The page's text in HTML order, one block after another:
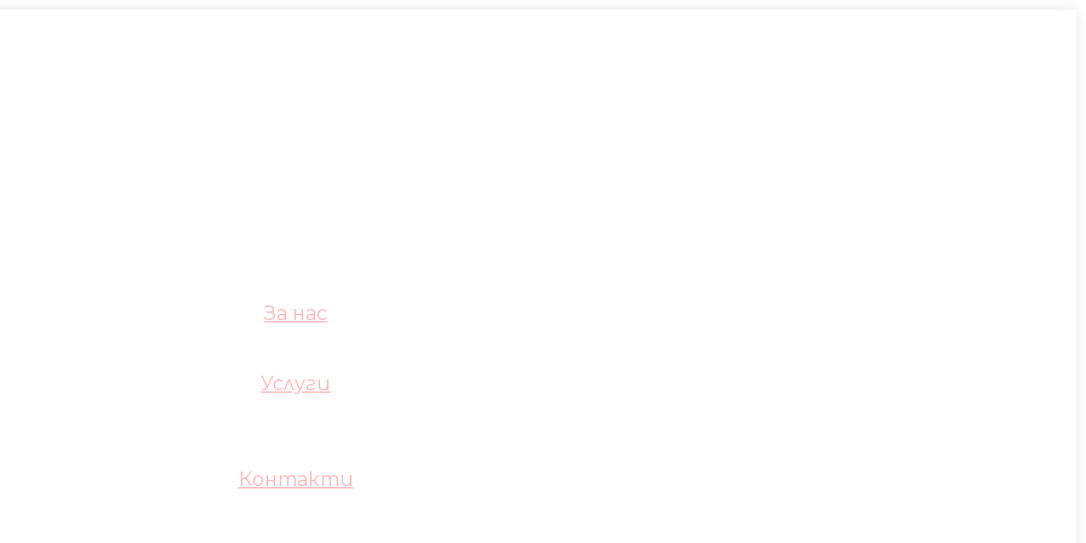
За нас
Услуги
Контакти